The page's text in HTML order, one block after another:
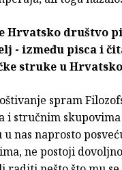
Hrvatsko društvo
- između pisca i
struke u
spram
i stručnim
nas naprosto
ne postoji